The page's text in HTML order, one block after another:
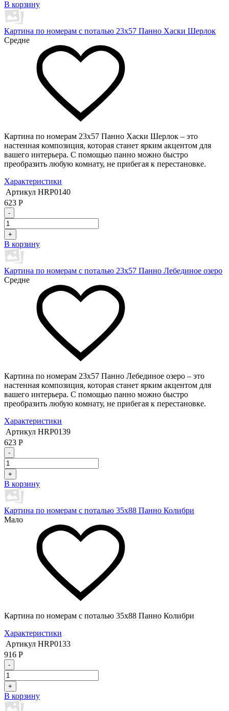
В корзину
Картина по номерам с поталью 23х57 Панно Хаски Шерлок
Средне
Картина по номерам 23х57 Панно Хаски Шерлок – это
настенная композиция, которая станет ярким акцентом для
вашего интерьера. С помощью панно можно быстро
преобразить любую комнату, не прибегая к перестановке.
Характеристики
Артикул HRP0140
623 Р
-
+
В корзину
Картина по номерам с поталью 23х57 Панно Лебединое озеро
Средне
Картина по номерам 23х57 Панно Лебединое озеро – это
настенная композиция, которая станет ярким акцентом для
вашего интерьера. С помощью панно можно быстро
преобразить любую комнату, не прибегая к перестановке.
Характеристики
Артикул HRP0139
623 Р
-
+
В корзину
Картина по номерам с поталью 35х88 Панно Колибри
Мало
Картина по номерам с поталью 35х88 Панно Колибри
Характеристики
Артикул HRP0133
916 Р
-
+
В корзину